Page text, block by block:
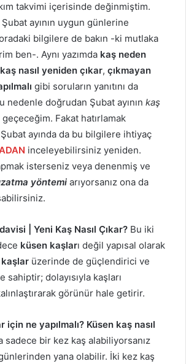
takvimi içerisinde değinmiştim.
ayının uygun günlerine
bilgilere de bakın -ki mutlaka
ben-. Aynı yazımda kaş neden
nasıl yeniden çıkar, çıkmayan
gibi soruların yanıtını da
nedenle doğrudan Şubat ayının kaş
geçeceğim. Fakat hatırlamak
ayında da bu bilgilere ihtiyaç
inceleyebilirsiniz yeniden.
isterseniz veya denenmiş ve
yöntemi arıyorsanız ona da
| Yeni Kaş Nasıl Çıkar? Bu iki
küsen kaşları değil yapısal olarak
üzerinde de güçlendirici ve
dolayısıyla kaşları
görünür hale getirir.
için ne yapılmalı? Küsen kaş nasıl
sadece bir kez kaş alabiliyorsanız
yana olabilir. İki kez kaş